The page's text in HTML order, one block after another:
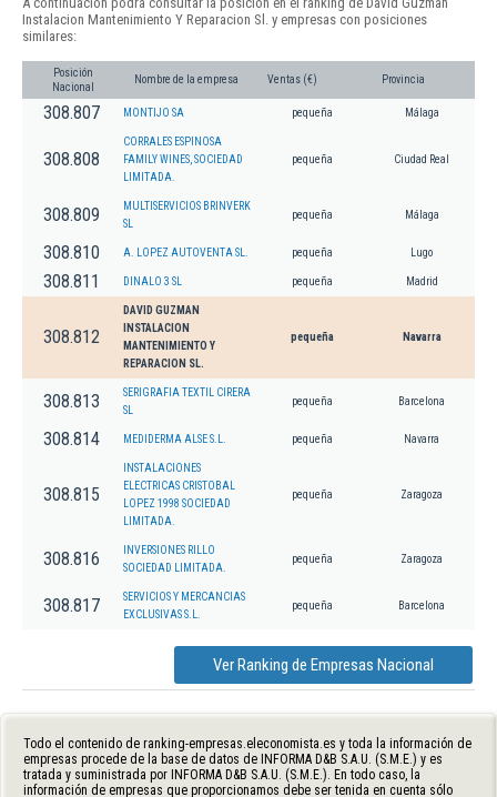
Instalacion Mantenimiento Y Reparacion Sl. y empresas con posiciones
similares:
Posición
Nacional
Nombre de la empresa Ventas (€) Provincia
308.807 MONTIJO SA pequeña Málaga
308.808
CORRALES ESPINOSA
FAMILY WINES, SOCIEDAD
LIMITADA.
pequeña Ciudad Real
308.809
MULTISERVICIOS BRINVERK
SL
pequeña Málaga
308.810 A. LOPEZ AUTOVENTA SL. pequeña Lugo
308.811 DINALO 3 SL pequeña Madrid
308.812
DAVID GUZMAN
INSTALACION
MANTENIMIENTO Y
REPARACION SL.
pequeña Navarra
308.813
SERIGRAFIA TEXTIL CIRERA
SL
pequeña Barcelona
308.814 MEDIDERMA ALSE S.L. pequeña Navarra
308.815
INSTALACIONES
ELECTRICAS CRISTOBAL
LOPEZ 1998 SOCIEDAD
LIMITADA.
pequeña Zaragoza
308.816
INVERSIONES RILLO
SOCIEDAD LIMITADA.
pequeña Zaragoza
308.817
SERVICIOS Y MERCANCIAS
EXCLUSIVAS S.L.
pequeña Barcelona
Ver Ranking de Empresas Nacional
Todo el contenido de ranking-empresas.eleconomista.es y toda la información de
empresas procede de la base de datos de INFORMA D&B S.A.U. (S.M.E.) y es
tratada y suministrada por INFORMA D&B S.A.U. (S.M.E.). En todo caso, la
información de empresas que proporcionamos debe ser tenida en cuenta sólo